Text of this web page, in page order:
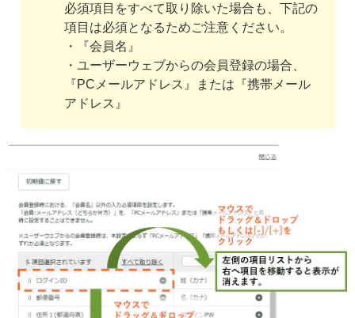
必須項目をすべて取り除いた場合も、下記の
項目は必須となるためご注意ください。
・『会員名』
・ユーザーウェブからの会員登録の場合、
『PCメールアドレス』または『携帯メール
アドレス』